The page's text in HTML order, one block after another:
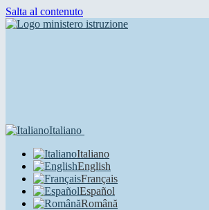
Salta al contenuto
Italiano
Italiano
English
Français
Español
Română